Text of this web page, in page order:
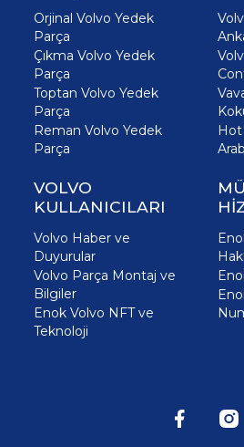
Orjinal Volvo Yedek
Parça
Çıkma Volvo Yedek
Parça
Toptan Volvo Yedek
Parça
Reman Volvo Yedek
Parça
VOLVO
KULLANICILARI
Volvo Haber ve
Duyurular
Volvo Parça Montaj ve
Bilgiler
Enok Volvo NFT ve
Teknoloji